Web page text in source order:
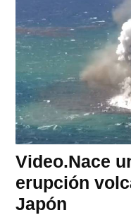
Video.Nace
erupción
Japón